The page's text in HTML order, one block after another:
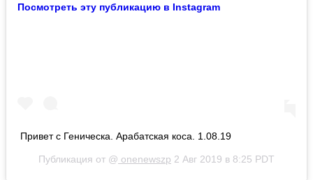
Посмотреть эту публикацию в Instagram
Привет с Геническа. Арабатская коса. 1.08.19
Публикация от @ onenewszp 2 Авг 2019 в 8:25 PDT